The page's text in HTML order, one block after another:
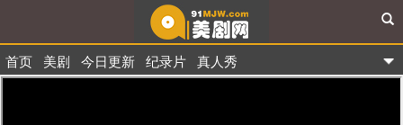
首页 美剧 今日更新 纪录片 真人秀